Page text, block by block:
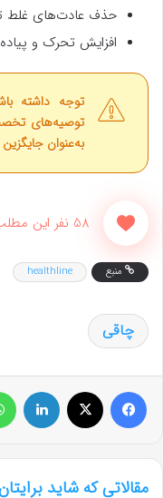
حذف عادت‌های غلط
افزایش تحرک و
توجه داشته
توصیه‌های
به‌عنوان
58 نفر این مطلب را پسندیده‌اند
منبع healthline
چاقی
مقالاتی که شاید